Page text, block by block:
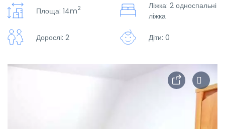
Площа: 14m2
Ліжка: 2 односпальні
ліжка
Дорослі: 2 Діти: 0